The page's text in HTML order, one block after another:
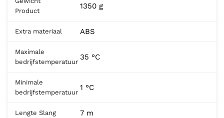
Product
1350 g
Extra materiaal ABS
Maximale
bedrijfstemperatuur
35 °C
Minimale
bedrijfstemperatuur
1 °C
Lengte Slang 7 m